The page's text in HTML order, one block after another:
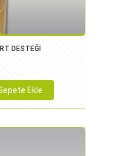
DESTEĞİ
Ekle